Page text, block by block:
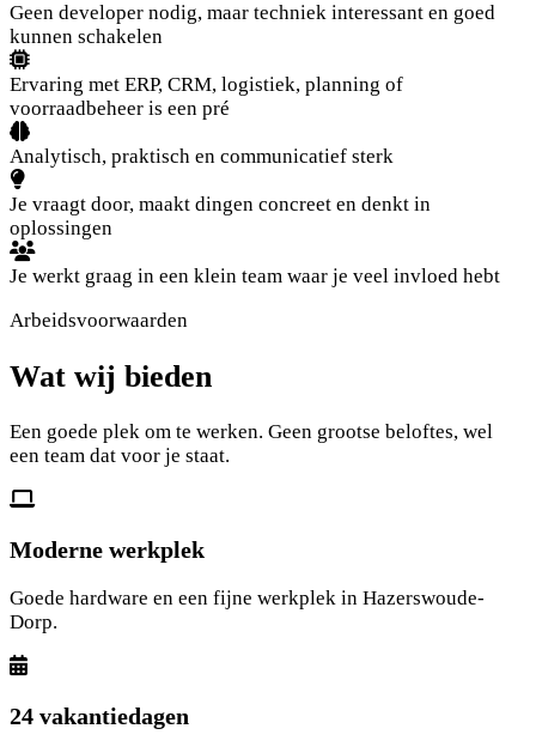
Geen developer nodig, maar techniek interessant en goed
kunnen schakelen
Ervaring met ERP, CRM, logistiek, planning of
voorraadbeheer is een pré
Analytisch, praktisch en communicatief sterk
Je vraagt door, maakt dingen concreet en denkt in
oplossingen
Je werkt graag in een klein team waar je veel invloed hebt
Arbeidsvoorwaarden
Wat wij bieden
Een goede plek om te werken. Geen grootse beloftes, wel
een team dat voor je staat.
Moderne werkplek
Goede hardware en een fijne werkplek in Hazerswoude-
Dorp.
24 vakantiedagen